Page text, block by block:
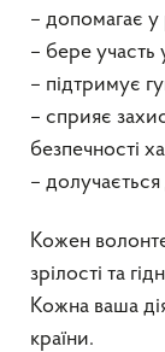
– допомагає у
– бере участь
– підтримує
– сприяє
безпечності
–
Кожен
зрілості та
Кожна ваша
країни.